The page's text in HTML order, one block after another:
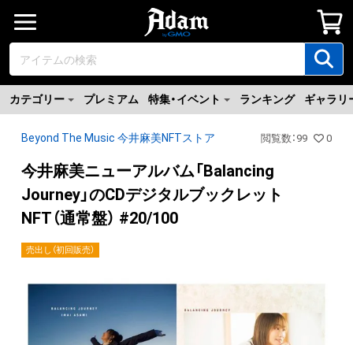
カテゴリー プレミアム 特集・イベント ランキング ギャラリ
Beyond The Music 今井麻美NFTストア 閲覧数 ： 99 0
今井麻美ニューアルバム「Balancing
Journey」のCDデジタルブックレット
NFT（通常盤） #20/100
売出し（初回販売）